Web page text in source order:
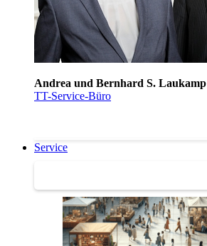
Andrea und Bernhard S. Laukamp
TT-Service-Büro
Service